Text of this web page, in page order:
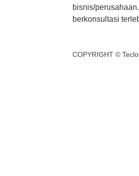
bisnis/
berkonsultasi
COPYRIGHT ©